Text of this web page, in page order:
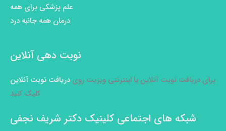
علم پزشکی برای همه
درمان همه جانبه درد
نوبت دهی آنلاین
برای دریافت نوبت آنلاین یا اینترنتی ویزیت روی دریافت نوبت آنلاین
کلیک کنید
شبکه های اجتماعی کلینیک دکتر شریف نجفی